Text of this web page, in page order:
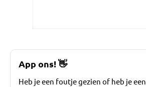
App ons!👋
Heb je een foutje gezien of heb je een